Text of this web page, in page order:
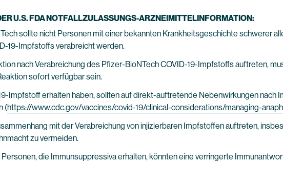
U.S. FDA NOTFALLZULASSUNGS-ARZNEIMITTELINFORMATION:
sollte nicht Personen mit einer bekannten Krankheitsgeschichte schwerer
19-Impfstoffs verabreicht werden.
nach Verabreichung des Pfizer-BioNTech COVID-19-Impfstoffs auftreten,
sofort verfügbar sein.
Impfstoff erhalten haben, sollten auf direkt-auftretende Nebenwirkungen
(https://www.cdc.gov/vaccines/covid-19/clinical-considerations/managing-
mit der Verabreichung von injizierbaren Impfstoffen auftreten,
zu vermeiden.
die Immunsuppressiva erhalten, könnten eine verringerte